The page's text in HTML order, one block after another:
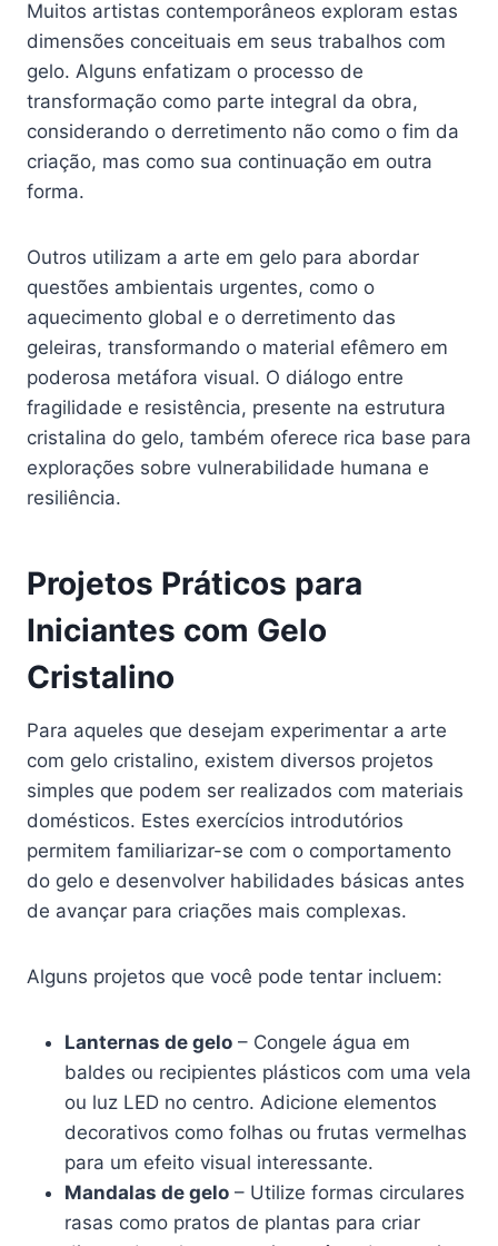
Muitos artistas contemporâneos exploram estas
dimensões conceituais em seus trabalhos com
gelo. Alguns enfatizam o processo de
transformação como parte integral da obra,
considerando o derretimento não como o fim da
criação, mas como sua continuação em outra
forma.
Outros utilizam a arte em gelo para abordar
questões ambientais urgentes, como o
aquecimento global e o derretimento das
geleiras, transformando o material efêmero em
poderosa metáfora visual. O diálogo entre
fragilidade e resistência, presente na estrutura
cristalina do gelo, também oferece rica base para
explorações sobre vulnerabilidade humana e
resiliência.
Projetos Práticos para
Iniciantes com Gelo
Cristalino
Para aqueles que desejam experimentar a arte
com gelo cristalino, existem diversos projetos
simples que podem ser realizados com materiais
domésticos. Estes exercícios introdutórios
permitem familiarizar-se com o comportamento
do gelo e desenvolver habilidades básicas antes
de avançar para criações mais complexas.
Alguns projetos que você pode tentar incluem:
Lanternas de gelo – Congele água em
baldes ou recipientes plásticos com uma vela
ou luz LED no centro. Adicione elementos
decorativos como folhas ou frutas vermelhas
para um efeito visual interessante.
Mandalas de gelo – Utilize formas circulares
rasas como pratos de plantas para criar